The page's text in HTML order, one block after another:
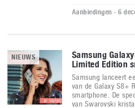
Aanbiedingen - 6
NIEUWS
Samsung
Limited Edition
Samsung lanceert
van de Galaxy S8+
smartphone. De
van Swarovski